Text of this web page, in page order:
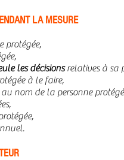
LA MESURE
protégée,
les décisionsrelatives à sa
à le faire,
nom de la personne